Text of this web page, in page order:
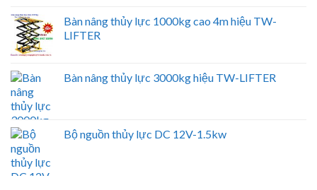
Bàn nâng thủy lực 1000kg cao 4m hiệu TW-
LIFTER
Bàn nâng thủy lực 3000kg hiệu TW-LIFTER
Bộ nguồn thủy lực DC 12V-1.5kw